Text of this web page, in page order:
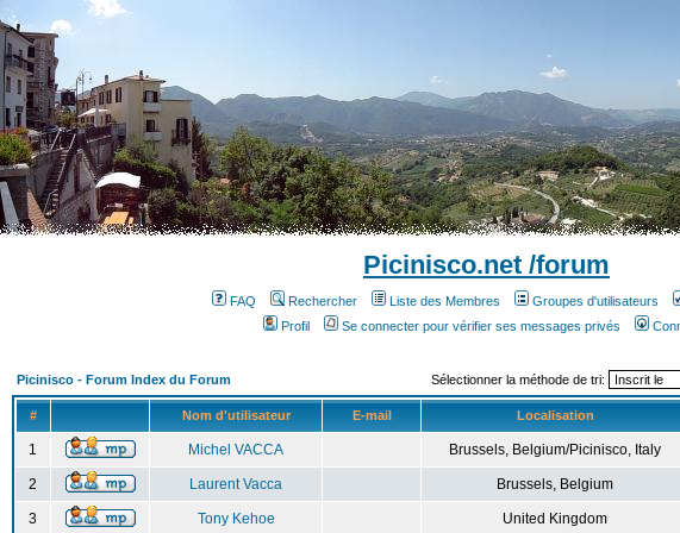
Picinisco.net /forum
FAQ Rechercher Liste des Membres Groupes d'utilisateurs
Profil
Se connecter pour vérifier ses messages privés
Picinisco - Forum Index du Forum Sélectionner la méthode de tri:
# Nom d'utilisateur E-mail Localisation
1 Michel VACCA Brussels, Belgium/Picinisco, Italy
2 Laurent Vacca Brussels, Belgium
3 Tony Kehoe United Kingdom